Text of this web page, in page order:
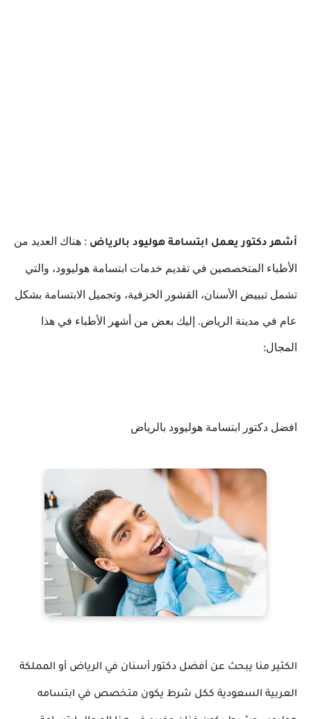
أشهر دكتور يعمل ابتسامة هوليود بالرياض : هناك العديد من
الأطباء المتخصصين في تقديم خدمات ابتسامة هوليوود، والتي
تشمل تبييض الأسنان، القشور الخزفية، وتجميل الابتسامة بشكل
عام في مدينة الرياض. إليك بعض من أشهر الأطباء في هذا
المجال:
افضل دكتور ابتسامة هوليوود بالرياض
الكثير منا يبحث عن أفضل دكتور أسنان في الرياض أو المملكة
العربية السعودية ككل شرط يكون متخصص في ابتسامه